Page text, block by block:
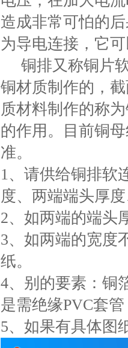
造成非常可怕的
为导电连接，它
铜排又称铜片软
铜材质制作的，
质材料制作的称
的作用。目前铜
准。
1、请供给铜排软
度、两端端头厚
2、如两端的端头
3、如两端的宽度
纸。
4、别的要素：铜
是需绝缘PVC套管
5、如果有具体图